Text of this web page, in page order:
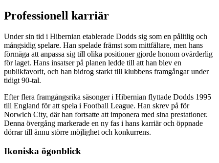
Professionell karriär
Under sin tid i Hibernian etablerade Dodds sig som en pålitlig och
mångsidig spelare. Han spelade främst som mittfältare, men hans
förmåga att anpassa sig till olika positioner gjorde honom ovärderlig
för laget. Hans insatser på planen ledde till att han blev en
publikfavorit, och han bidrog starkt till klubbens framgångar under
tidigt 90-tal.
Efter flera framgångsrika säsonger i Hibernian flyttade Dodds 1995
till England för att spela i Football League. Han skrev på för
Norwich City, där han fortsatte att imponera med sina prestationer.
Denna övergång markerade en ny fas i hans karriär och öppnade
dörrar till ännu större möjlighet och konkurrens.
Ikoniska ögonblick